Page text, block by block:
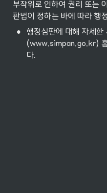
부작위로 인하여 권리 또는
판법이 정하는 바에 따라 행
•
행정심판에 대해 자세한
(www.simpan.go.kr) 홈
다.